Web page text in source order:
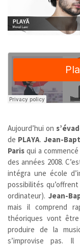
Aujourd’hui on
de PLAYA. Jean-
Paris qui a
des années 2008.
intégra une école
possibilités
ordinateur). Jean-
mais il comprend
théoriques vont
produire de la
s’improvise pas.